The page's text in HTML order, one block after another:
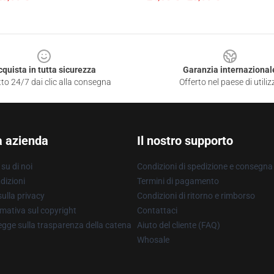
in tutta sicurezza
24/7 dai clic alla consegna
Garanzia
Offerto nel paese di
azienda
di noi
privacy
sul copyright
sulla trasparenza della catena
Il nostro supporto
Condizioni di spedizione e consegna
Termini di pagamento
Condizioni di ritorno e rimborso
Contattaci
Aiuto del cliente (FAQ)
Whosale